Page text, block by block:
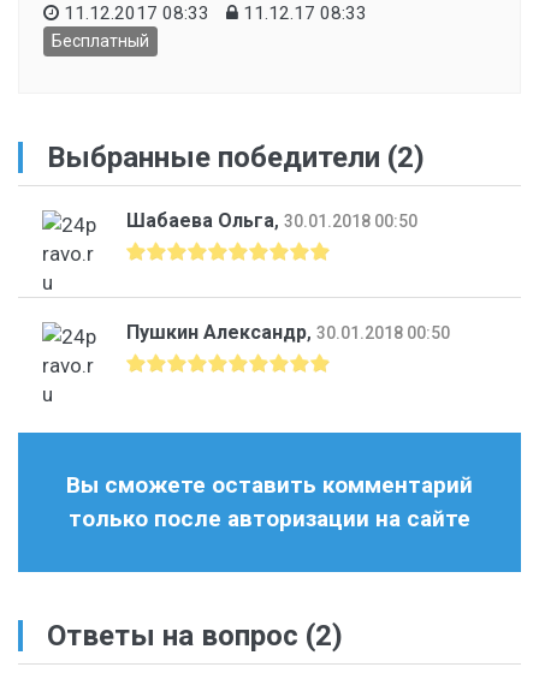
11.12.2017 08:33
11.12.17 08:33
Бесплатный
Выбранные победители (2)
Шабаева Ольга, 30.01.2018 00:50
Пушкин Александр, 30.01.2018 00:50
Вы сможете оставить комментарий
только после авторизации на сайте
Ответы на вопрос (2)